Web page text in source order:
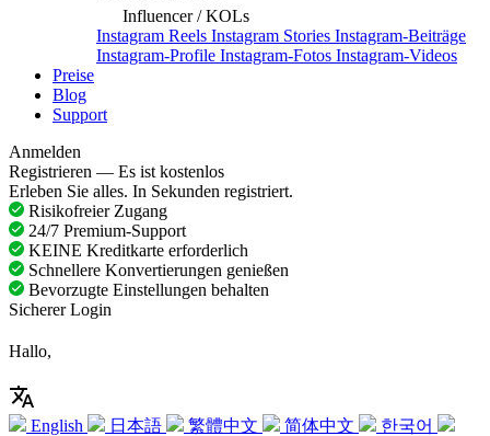
Influencer / KOLs
Instagram Reels Instagram Stories Instagram-Beiträge
Instagram-Profile Instagram-Fotos Instagram-Videos
Preise
Blog
Support
Anmelden
Registrieren — Es ist kostenlos
Erleben Sie alles. In Sekunden registriert.
Risikofreier Zugang
24/7 Premium-Support
KEINE Kreditkarte erforderlich
Schnellere Konvertierungen genießen
Bevorzugte Einstellungen behalten
Sicherer Login
Hallo,
English 日本語 繁體中文 简体中文
한국어